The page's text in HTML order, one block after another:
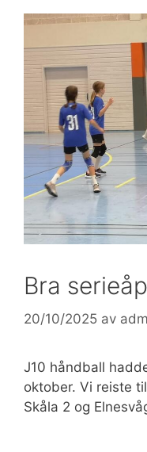
Bra
20/10/2025 av
J10 håndball
oktober. Vi reiste
Skåla 2 og